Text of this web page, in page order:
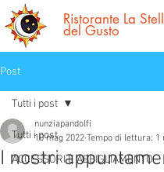
Ristorante La
del Gusto
Post
Tutti i post
ACCESSORI E ABBIGLIAMENTO
Tutti i post
I nostri
nunziapandolfi
10 mag 2022 Tempo di lettura: 1